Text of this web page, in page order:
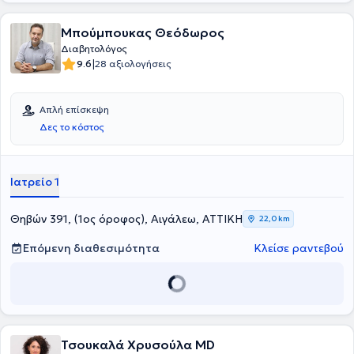
Έχει δημοσιεύσεις σε διεθνή επιστημονικά περιοδικά και συμμετέχει
σε εκπαιδευτικές ομιλίες σε τοπικές ομάδες και συλλόγους, καθώς
και σε συνέδρια Παθολογίας – Διαβητολογίας στην Ελλάδα και το
εξωτερικό. Αρθρογραφεί επίσης σε εφημερίδες και περιοδικά
υγειονομικού ενδιαφέροντος.
Μπούμπουκας Θεόδωρος
Διαβητολόγος
9.6|28 αξιολογήσεις
Απλή επίσκεψη
Δες το κόστος
Ιατρείο 1
Θηβών 391, (1ος όροφος), Αιγάλεω, ΑΤΤΙΚΗ 22,0 km
Επόμενη διαθεσιμότητα Κλείσε ραντεβού
Τσουκαλά Χρυσούλα MD